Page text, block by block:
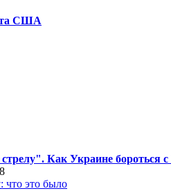
США
Как Украине бороться
что это было